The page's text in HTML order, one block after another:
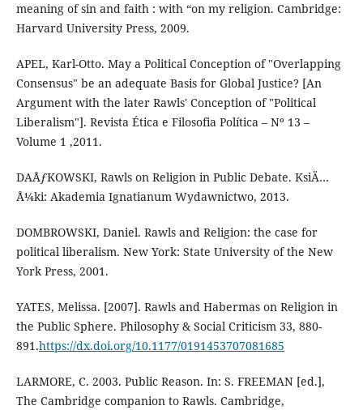
meaning of sin and faith : with “on my religion. Cambridge:
Harvard University Press, 2009.
APEL, Karl-Otto. May a Political Conception of "Overlapping
Consensus" be an adequate Basis for Global Justice? [An
Argument with the later Rawls' Conception of "Political
Liberalism"]. Revista Ética e Filosofia Política – Nº 13 –
Volume 1 ,2011.
DAÅƒKOWSKI, Rawls on Religion in Public Debate. KsiÄ…
Å¼ki: Akademia Ignatianum Wydawnictwo, 2013.
DOMBROWSKI, Daniel. Rawls and Religion: the case for
political liberalism. New York: State University of the New
York Press, 2001.
YATES, Melissa. [2007]. Rawls and Habermas on Religion in
the Public Sphere. Philosophy & Social Criticism 33, 880-
891.https://dx.doi.org/10.1177/0191453707081685
LARMORE, C. 2003. Public Reason. In: S. FREEMAN [ed.],
The Cambridge companion to Rawls. Cambridge,